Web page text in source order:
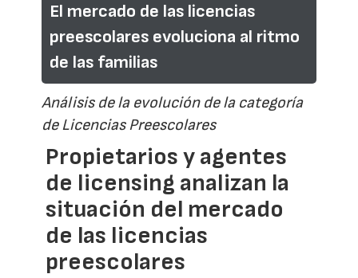
El mercado de las licencias
preescolares evoluciona al ritmo
de las familias
Análisis de la evolución de la categoría
de Licencias Preescolares
Propietarios y agentes
de licensing analizan la
situación del mercado
de las licencias
preescolares